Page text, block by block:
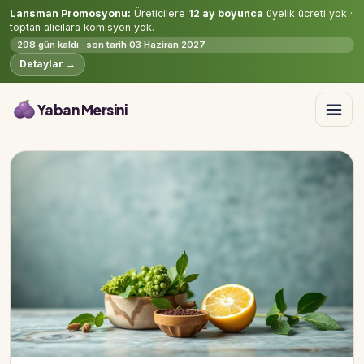
Lansman Promosyonu: Üreticilere 12 ay boyunca üyelik ücreti yok ·
toptan alıcılara komisyon yok.
298 gün kaldı · son tarih 03 Haziran 2027
Detaylar →
Yaban Mersini